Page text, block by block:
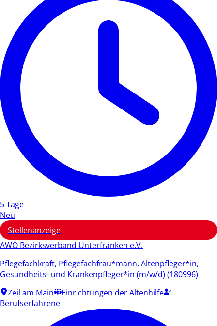
5 Tage
Neu
Stellenanzeige
AWO Bezirksverband Unterfranken e.V.
Pflegefachkraft, Pflegefachfrau*mann, Altenpfleger*in,
Gesundheits- und Krankenpfleger*in (m/w/d) (180996)
Zeil am Main
Einrichtungen der Altenhilfe
Berufserfahrene